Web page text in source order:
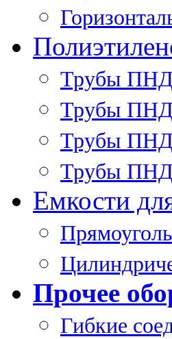
Трубы ПНД
Трубы ПНД
Трубы ПНД
Трубы
Емкости
Прочее
Гибкие